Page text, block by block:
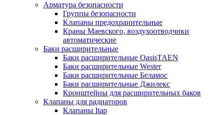
Арматура безопасности
Группы безопасности
Клапаны предохранительные
Краны Маевского, воздухоотводчики
автоматические
Баки расширительные
Баки расширительные OasisTAEN
Баки расширительные Wester
Баки расширительные Беламос
Баки расширительные Джилекс
Кронштейны для расширительных баков
Клапаны для радиаторов
Клапаны Itap